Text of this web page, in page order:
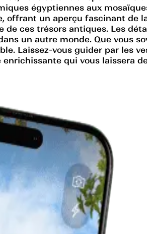
égyptiennes aux
offrant un aperçu fascinant de
de ces trésors antiques. Les
un autre monde. Que vous
Laissez-vous guider par les
qui vous laissera